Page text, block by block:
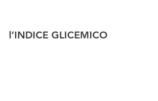
l’INDICE GLICEMICO